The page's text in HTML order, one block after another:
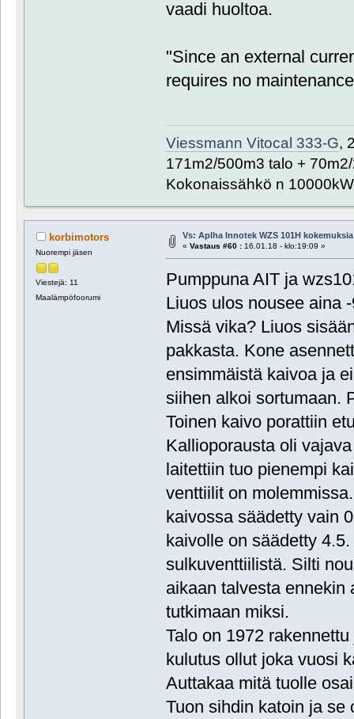
vaadi huoltoa.
"Since an external
requires no
Viessmann Vitocal 333-G,
171m2/500m3 talo +
Kokonaissähkö n
korbimotors
Nuorempi jäsen
Viestejä: 11
Maalämpöfoorumi
Vs: Aplha Innotek WZS 101H kokemuksia
« Vastaus #60 :16.01.18 - klo:19:09 »
Pumppuna AIT ja
Liuos ulos nousee aina
Missä vika? Liuos
pakkasta. Kone
ensimmäistä kaivoa ja
siihen alkoi sortumaan.
Toinen kaivo porattiin
Kallioporausta oli
laitettiin tuo pienempi
venttiilit on
kaivossa säädetty vain
kaivolle on säädetty
sulkuventtiilistä. Silti
aikaan talvesta ennekin
tutkimaan miksi.
Talo on 1972
kulutus ollut joka vuosi
Auttakaa mitä tuolle
Tuon sihdin katoin ja se